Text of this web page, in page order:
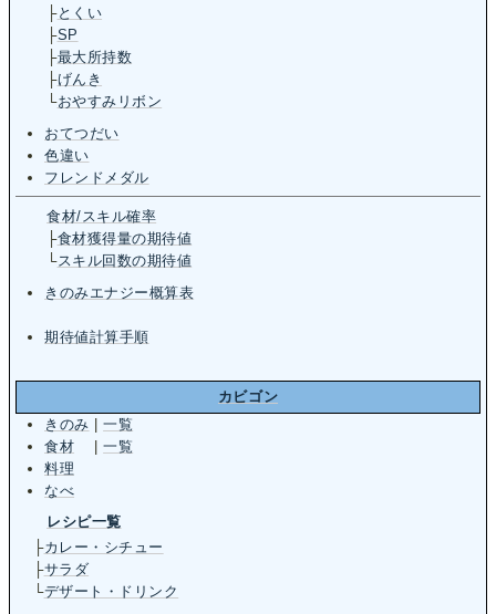
├とくい
├SP
├最大所持数
├げんき
└おやすみリボン
おてつだい
色違い
フレンドメダル
食材/スキル確率
├食材獲得量の期待値
└スキル回数の期待値
きのみエナジー概算表
期待値計算手順
カビゴン
きのみ |一覧
食材 |一覧
料理
なべ
レシピ一覧
├カレー・シチュー
├サラダ
└デザート・ドリンク